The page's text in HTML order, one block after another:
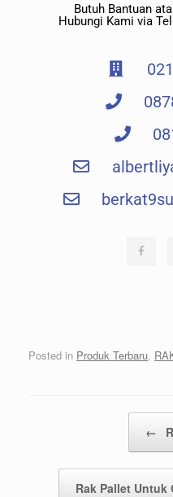
Butuh Bantuan
Hubungi Kami via
Posted in Produk Terbaru,
←
Rak Pallet Untuk